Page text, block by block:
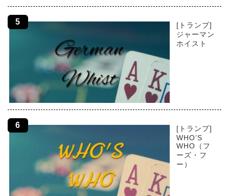
[トランプ]
ジャーマン
ホイスト
[トランプ]
WHO’S
WHO（フ
ーズ・フ
ー）